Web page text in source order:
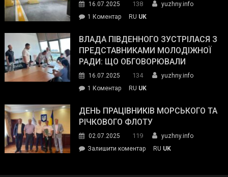
окупанти.
Маємо
діяти
команда
пожежу
у
16.07.2025 138
yuzhny.info
1 Коментардо
Південного
провів
інспекцію
укриття
RU UK
ВЛАДА ПІВДЕННОГО ЗУСТРІЛАСЯ З
ПРЕДСТАВНИКАМИ МОЛОДІЖНОЇ
РАДИ: ЩО ОБГОВОРЮВАЛИ
16.07.2025 134
yuzhny.info
1 Коментардо
Південного
зустрілася
представниками
молодіжної
RU UK
ДЕНЬ ПРАЦІВНИКІВ МОРСЬКОГО ТА
РІЧКОВОГО ФЛОТУ
02.07.2025 119
yuzhny.info
Залишити коментарon
RU UK